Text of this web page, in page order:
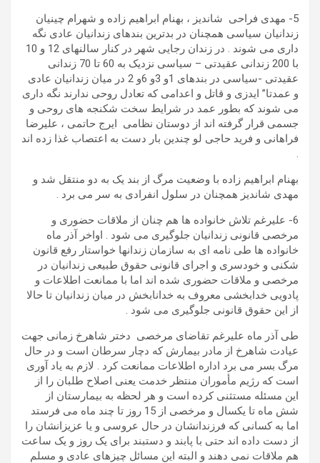
5- مهدی فراحی شاندیز ، بهنام ابراهیم زاده و شهرام چینیان
زندانیان سیاسی همچنان در بدترین بندهای زندانیان عادی نگه
داری می شوند . در زندان رجایی شهر در کنار سالنهای 12 و 10
با 200 زندانی عقیدتی – سیاسی نزدیک به 60 تا 70 زندانی
عقیدتی -سیاسی در بندهای 1و 3و 6و 2 در میان زندانیان عادی
و عمدتا” ایدزی و قاتل و اعدامی که تعادل روحی ندارند نگه داری
می شوند که بطور عمد در شرایط سخت شکنجه های روحی و
جسمی قرار گرفته اند از دوستان نظامی ایرج حاتمی ، علیرضا
فراهانی و فرید حاجی لو چندین بار دست به اعتصاب غذا زده اند
بهنام ابراهیم زاده با وضعیت مرگ از بند یک به دو منتقل شد و
مهدی شاندیز همچنان در سلول انفرادی به سر می برد .
6- علیرغم تلاش خانواده ها هم چنان از ملاقات حضوری و
مرخصی قانونی زندانیان جلوگیری می شود . اواخر آذر ماه
خانواده ها طی نامه ای به سازمان زندانها خواستار رفع قانون
شکنی و خودسری و اجرای قانونی حقوق طبیعی زندانیان در
مرخصی و ملاقات حضوری شده اند اما با ممانعت اطلاعات و
پادویی خدابخشی معروف به خدانابخش در میان زندانیان تا حالا
از این حقوق قانونی جلوگیری می شود .
طی آذر ماه علیرغم تقاضای مرخصی دختر شاهرخ زمانی جهت
عیادت شاهرخ از مادر بیمارش که دچار سرطان است و در حال
مرگ بسر می برد اداره اطلاعات ممانعت کرد . لازم به یاد آوری
است که رژیم مأموران منتظر خدمت یعنی اصلاح طلبان را از
این مسئله مستثنی کرده است و هر لحظه به بیمارستان از
شش ماه تا یکسال و مرخصی از 15 روز تا چند ماه می فرستد
اما به کسانی که فرزندانشان در حال عروسی و یا عزیزانشان را
از دست داده اند حتی با پابند و دستبند برای یک روز و یک ساعت
هم ملاقات نمی دهند و البته این مسائل چیزهای عادی و مسلم